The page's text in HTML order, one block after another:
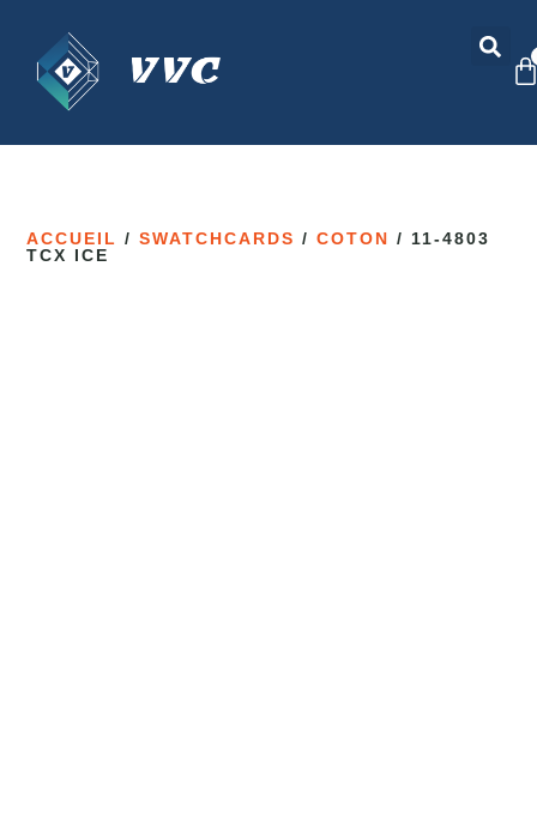
ACCUEIL /SWATCHCARDS /COTON / 11-4803
TCX ICE